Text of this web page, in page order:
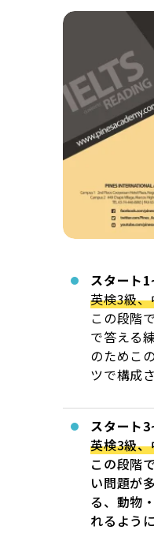
スタート
英検3級
この段階
で答える
のためこ
ツで構成
スタート
英検3級
この段階
い問題が
る、動物
れるよう